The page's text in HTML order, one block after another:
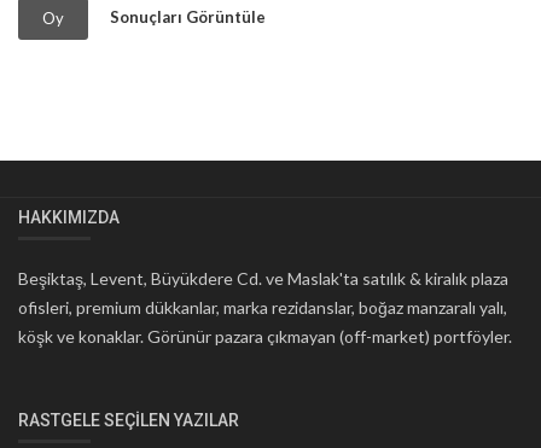
Oy Sonuçları Görüntüle
HAKKIMIZDA
Beşiktaş, Levent, Büyükdere Cd. ve Maslak'ta satılık & kiralık plaza
ofisleri, premium dükkanlar, marka rezidanslar, boğaz manzaralı yalı,
köşk ve konaklar. Görünür pazara çıkmayan (off-market) portföyler.
RASTGELE SEÇILEN YAZILAR